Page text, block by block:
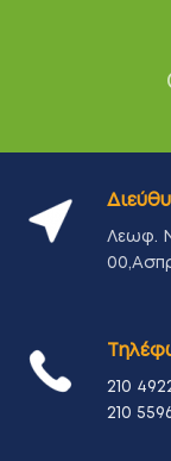
Λεωφ.
210
210